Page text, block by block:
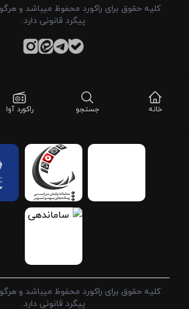
کلیه حقوق برای راکورد محفوظ میباشد و
پیگرد قانونی دارد.
خانه جستجو راکورد آوا
کلیه حقوق برای راکورد محفوظ میباشد و
پیگرد قانونی دارد.